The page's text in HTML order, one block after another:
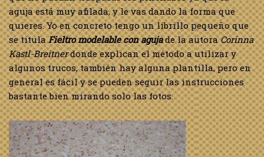
aguja está muy afilada, y le vas dando la forma que
quieres. Yo en concreto tengo un librillo pequeño que
se titulaFieltro modelable con agujade la autoraCorinna
Kastl-Breitnerdonde explican el método a utilizar y
algunos trucos, también hay alguna plantilla, pero en
general es fácil y se pueden seguir las instrucciones
bastante bien mirando solo las fotos.